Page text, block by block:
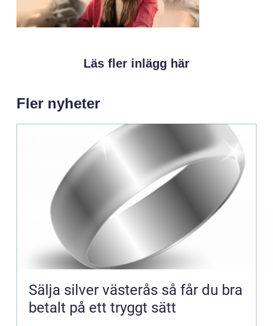
Läs fler inlägg här
Fler nyheter
Sälja silver västerås så får du bra
betalt på ett tryggt sätt